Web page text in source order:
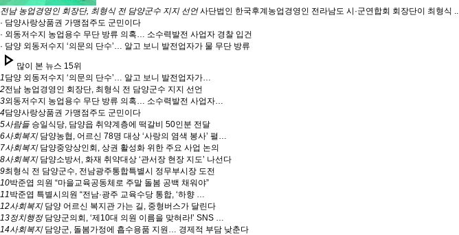
전남 농업경영인 회장단, 최형식 전 담양군수 지지 선언 사단법인 한국후계농업경영인 전라남도 시·군연합회 회장단이 최형식 ..
· 담양사랑상품권 가맹점주도 군민이다
· 외동저수지 농업용수 무단 방류 의혹… 소수력발전 사업자 경찰 입건
· 담양 외동저수지 ‘의문의 단수’… 알고 보니 발전업자가 물 무단 방류
play_arrow 많이 본 뉴스 15위
1담양 외동저수지 ‘의문의 단수’… 알고 보니 발전업자가…
2전남 농업경영인 회장단, 최형식 전 담양군수 지지 선언
3외동저수지 농업용수 무단 방류 의혹… 소수력발전 사업자…
4담양사랑상품권 가맹점주도 군민이다
5사람들 승일식당, 담양읍 취약계층에 떡갈비 50인분 전달
6사회복지담양농협, 어르신 78명 대상 ‘사랑의 염색 봉사’ 펼…
7사회복지담양중앙상인회, 상권 활성화 위한 주요 사업 논의
8사회복지담양소방서, 화재 취약대상 ‘관서장 현장 지도’ 나선다
9최형식 전 담양군수, 전남광주통합특별시 정무부시장 도전
10박준엽 의원 “마을교육공동체로 주말 돌봄 공백 채워야”
11박준엽 특별시의원 “전남·광주 교육수당 통합, ‘하향 …
12사회복지담양 어르신 복지관 가는 길, 중형버스가 달린다
13정치행정담양군의회, ‘제10대 의원 이름을 맞혀라!’ SNS …
14사회복지담양군, 돌봄가정에 흡수용품 지원… 경제적 부담 낮춘다